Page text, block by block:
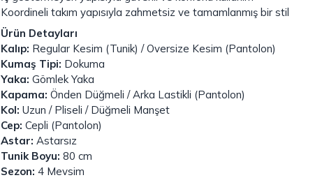
Koordineli takım yapısıyla zahmetsiz ve tamamlanmış bir stil
Ürün Detayları
Kalıp: Regular Kesim (Tunik) / Oversize Kesim (Pantolon)
Kumaş Tipi: Dokuma
Yaka: Gömlek Yaka
Kapama: Önden Düğmeli / Arka Lastikli (Pantolon)
Kol: Uzun / Pliseli / Düğmeli Manşet
Cep: Cepli (Pantolon)
Astar: Astarsız
Tunik Boyu: 80 cm
Sezon: 4 Mevsim